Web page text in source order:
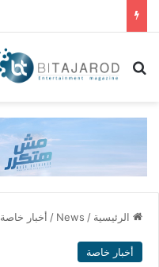
بحث عن
الرئيسية /
News
/ أخبار خاصة
أخبار خاصة